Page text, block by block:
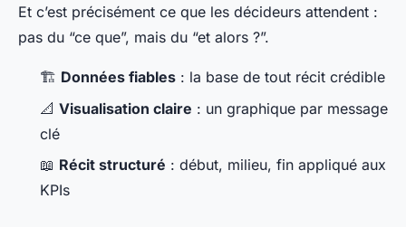
Et c’est précisément ce que les décideurs attendent :
pas du “ce que”, mais du “et alors ?”.
🏗️ Données fiables : la base de tout récit crédible
📐 Visualisation claire : un graphique par message
clé
📖 Récit structuré : début, milieu, fin appliqué aux
KPIs